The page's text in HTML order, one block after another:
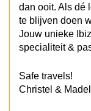
dan ooit. Als dé
te blijven doen
Jouw unieke
specialiteit &
Safe travels!
Christel &